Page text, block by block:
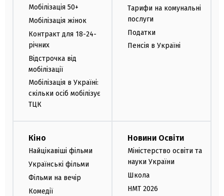
Мобілізація 50+
Мобілізація жінок
Контракт для 18-24-
річних
Відстрочка від
мобілізації
Мобілізація в Україні:
скільки осіб мобілізує
ТЦК
Тарифи на комунальні
послуги
Податки
Пенсія в Україні
Кіно
Найцікавіші фільми
Українські фільми
Фільми на вечір
Комедії
Новини Освіти
Міністерство освіти та
науки України
Школа
НМТ 2026